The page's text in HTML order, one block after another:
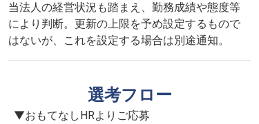
当法人の経営状況も踏まえ、勤務成績や態度等
により判断。更新の上限を予め設定するもので
はないが、これを設定する場合は別途通知。
選考フロー
▼おもてなしHRよりご応募